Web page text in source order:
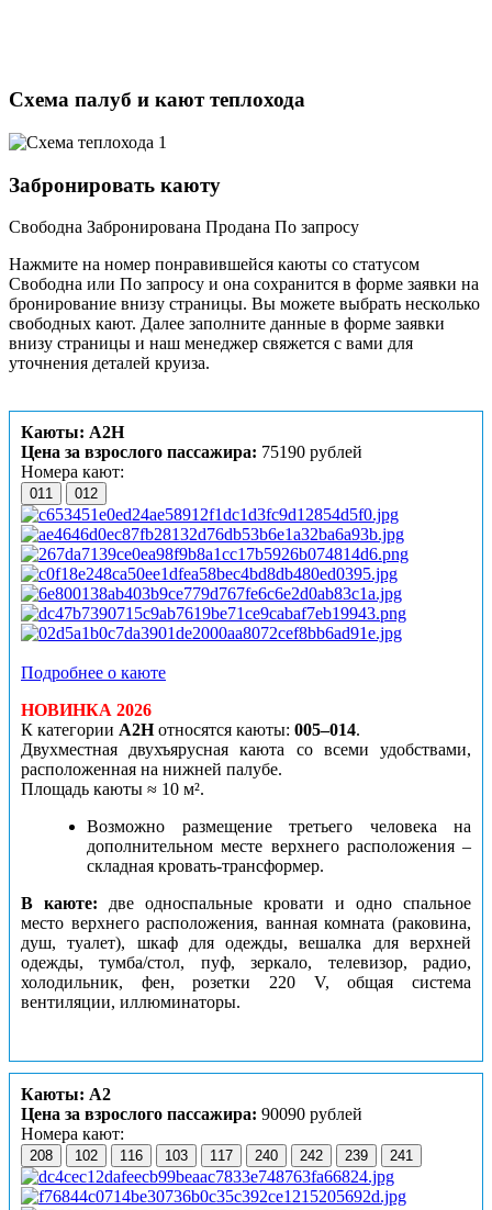
Схема палуб и кают теплохода
Забронировать каюту
Свободна Забронирована Продана По запросу
Нажмите на номер понравившейся каюты со статусом
Свободна или По запросу и она сохранится в форме заявки на
бронирование внизу страницы. Вы можете выбрать несколько
свободных кают. Далее заполните данные в форме заявки
внизу страницы и наш менеджер свяжется с вами для
уточнения деталей круиза.
Каюты: А2Н
Цена за взрослого пассажира: 75190 рублей
Номера кают:
011 012
Подробнее о каюте
НОВИНКА 2026
К категории А2Нотносятся каюты: 005–014.
Двухместная двухъярусная каюта со всеми удобствами,
расположенная на нижней палубе.
Площадь каюты ≈ 10 м².
Возможно размещение третьего человека на
дополнительном месте верхнего расположения –
складная кровать-трансформер.
В каюте: две односпальные кровати и одно спальное
место верхнего расположения, ванная комната (раковина,
душ, туалет), шкаф для одежды, вешалка для верхней
одежды, тумба/стол, пуф, зеркало, телевизор, радио,
холодильник, фен, розетки 220 V, общая система
вентиляции, иллюминаторы.
Каюты: А2
Цена за взрослого пассажира: 90090 рублей
Номера кают:
208 102 116 103 117 240 242 239 241